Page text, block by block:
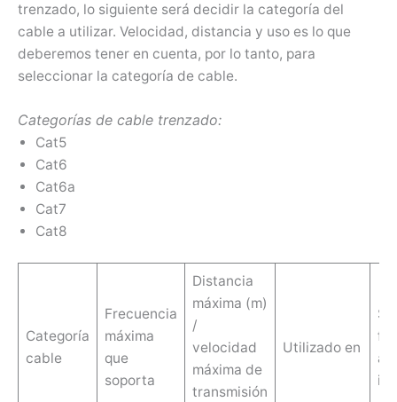
trenzado, lo siguiente será decidir la categoría del
cable a utilizar. Velocidad, distancia y uso es lo que
deberemos tener en cuenta, por lo tanto, para
seleccionar la categoría de cable.
Categorías de cable trenzado:
Cat5
Cat6
Cat6a
Cat7
Cat8
Categoría
cable
Frecuencia
máxima
que
soporta
Distancia
máxima (m)
/
velocidad
máxima de
transmisión
Utilizado en
a